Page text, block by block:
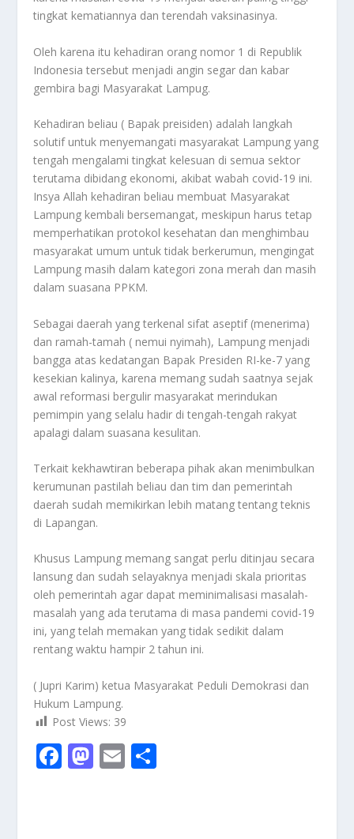
tingkat kematiannya dan terendah vaksinasinya.
Oleh karena itu kehadiran orang nomor 1 di Republik
Indonesia tersebut menjadi angin segar dan kabar
gembira bagi Masyarakat Lampug.
Kehadiran beliau ( Bapak preisiden) adalah langkah
solutif untuk menyemangati masyarakat Lampung yang
tengah mengalami tingkat kelesuan di semua sektor
terutama dibidang ekonomi, akibat wabah covid-19 ini.
Insya Allah kehadiran beliau membuat Masyarakat
Lampung kembali bersemangat, meskipun harus tetap
memperhatikan protokol kesehatan dan menghimbau
masyarakat umum untuk tidak berkerumun, mengingat
Lampung masih dalam kategori zona merah dan masih
dalam suasana PPKM.
Sebagai daerah yang terkenal sifat aseptif (menerima)
dan ramah-tamah ( nemui nyimah), Lampung menjadi
bangga atas kedatangan Bapak Presiden RI-ke-7 yang
kesekian kalinya, karena memang sudah saatnya sejak
awal reformasi bergulir masyarakat merindukan
pemimpin yang selalu hadir di tengah-tengah rakyat
apalagi dalam suasana kesulitan.
Terkait kekhawtiran beberapa pihak akan menimbulkan
kerumunan pastilah beliau dan tim dan pemerintah
daerah sudah memikirkan lebih matang tentang teknis
di Lapangan.
Khusus Lampung memang sangat perlu ditinjau secara
lansung dan sudah selayaknya menjadi skala prioritas
oleh pemerintah agar dapat meminimalisasi masalah-
masalah yang ada terutama di masa pandemi covid-19
ini, yang telah memakan yang tidak sedikit dalam
rentang waktu hampir 2 tahun ini.
( Jupri Karim) ketua Masyarakat Peduli Demokrasi dan
Hukum Lampung.
Post Views: 39
F M E